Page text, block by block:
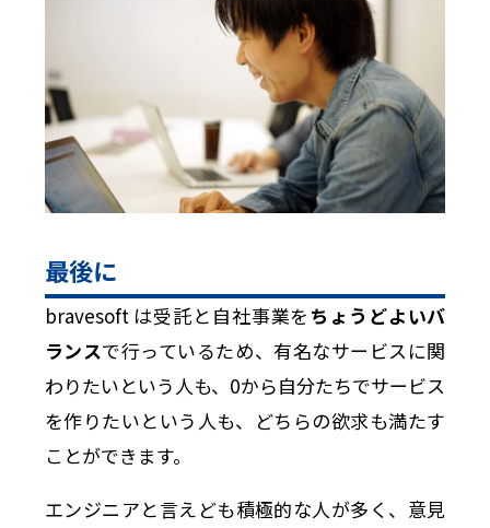
最後に
bravesoft は受託と自社事業を ちょうどよいバ
ランスで行っているため、有名なサービスに関
わりたいという人も、0から自分たちでサービス
を作りたいという人も、どちらの欲求も満たす
ことができます。
エンジニアと言えども積極的な人が多く、意見